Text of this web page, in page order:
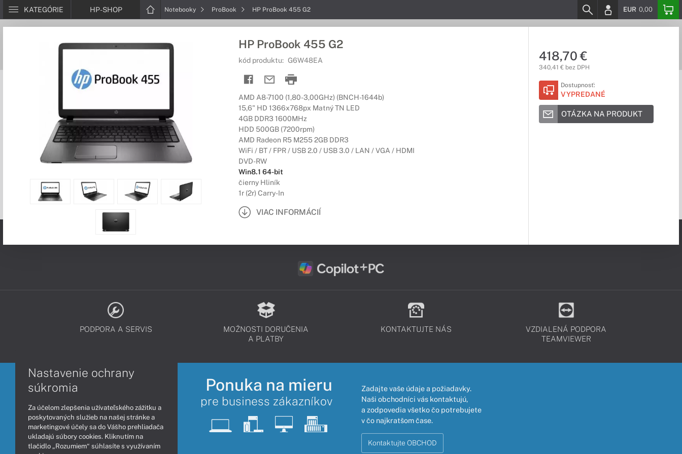
KATEGÓRIE HP-SHOP Notebooky ProBook HP ProBook 455 G2 EUR 0,00
HP ProBook 455 G2
kód produktu: G6W48EA
AMD A8-7100 (1,80-3,00GHz) (BNCH-1644b)
15,6" HD 1366x768px Matný TN LED
4GB DDR3 1600MHz
HDD 500GB (7200rpm)
AMD Radeon R5 M255 2GB DDR3
WiFi / BT / FPR / USB 2.0 / USB 3.0 / LAN / VGA / HDMI
DVD-RW
Win8.1 64-bit
čierny Hliník
1r (2r) Carry-In
VIAC INFORMÁCIÍ
418,70 €
340,41 € bez DPH
Dostupnosť:
VYPREDANÉ
OTÁZKA NA PRODUKT
PODPORA A SERVIS
MOŽNOSTI DORUČENIA
A PLATBY
KONTAKTUJTE NÁS
VZDIALENÁ PODPORA
TEAMVIEWER
Ponuka na mieru
pre business zákazníkov
Zadajte vaše údaje a požiadavky.
Naši obchodníci vás kontaktujú,
a zodpovedia všetko čo potrebujete
v čo najkratšom čase.
Kontaktujte OBCHOD
Nastavenie ochrany
súkromia
Za účelom zlepšenia užívateľského zážitku a
poskytovaných služieb na našej stránke a
marketingové účely sa do Vášho prehliadača
ukladajú súbory cookies. Kliknutím na
tlačidlo „Rozumiem“ súhlasíte s využívaním